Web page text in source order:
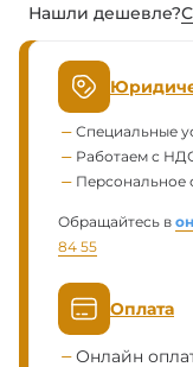
Нашли дешевле?
Специальные
Работаем с
Персональное
Обращайтесь в
84 55
Оплата
Онлайн